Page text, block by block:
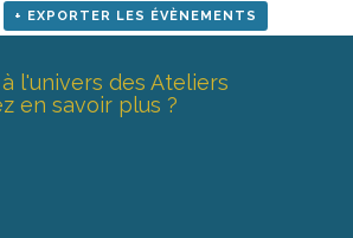
+ EXPORTER LES ÉVÈNEMENTS
l'univers des Ateliers
en savoir plus ?